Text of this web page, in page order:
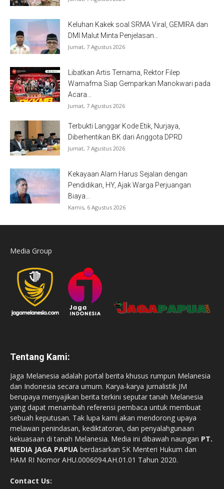
Keluhan Kakek soal SRMA Viral, GEMIRA dan
DMI Malut Minta Penjelasan...
Jumat, 7 Agustus 2026
Libatkan Artis Ternama, Rektor Filep
Wamafma Siap Gemparkan Manokwari pada
Acara...
Jumat, 7 Agustus 2026
Terbukti Langgar Kode Etik, Nurjaya,
Diberhentikan BK dari Anggota DPRD
Jumat, 7 Agustus 2026
Kekayaan Alam Harus Sejalan dengan
Pendidikan, HY, Ajak Warga Perjuangan
Biaya...
Kamis, 6 Agustus 2026
Media Group
Tentang Kami:
Jaga Melanesia adalah portal berita khusus rumpun Melanesia
dan Indonesia secara umum. Karya-karya jurnalistik JM
berupaya menyajikan berita terkini seputar tanah Melanesia
yang dapat menambah referensi pembaca untuk membuat
sebuah keputusan. Tak lupa kami akan mendorong upaya
melawan penindasan, kediktatoran, dan penyalahgunaan
kekuasaan di tanah Melanesia. Media ini dibawah naungan PT.
MEDIA JAGA PAPUA berdasarkan SK Menteri Hukum dan
HAM RI Nomor AHU.0006094.AH.01.01 Tahun 2020.
Contact Us: